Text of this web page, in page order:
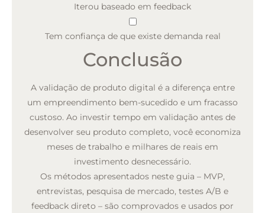
Iterou baseado em feedback
Tem confiança de que existe demanda real
Conclusão
A validação de produto digital é a diferença entre
um empreendimento bem-sucedido e um fracasso
custoso. Ao investir tempo em validação antes de
desenvolver seu produto completo, você economiza
meses de trabalho e milhares de reais em
investimento desnecessário.
Os métodos apresentados neste guia – MVP,
entrevistas, pesquisa de mercado, testes A/B e
feedback direto – são comprovados e usados por